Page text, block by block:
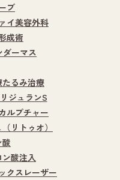
ブ
イ美容外科
成術
ダーマス
たるみ治療
リジュランS
ルプチャー
リトゥオ）
酸
酸注入
クスレーザー